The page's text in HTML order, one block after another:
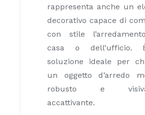
rappresenta anche un
decorativo capace di
con stile
casa o dell’ufficio.
soluzione ideale per
un oggetto d’arredo
robusto e
accattivante.